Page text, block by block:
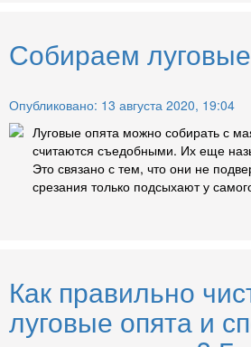
Собираем
Опубликовано: 13 августа 2020, 19:04
Луговые опята можно собирать с
считаются съедобными. Их еще
Это связано с тем, что они не
срезания только подсыхают у
Как правильно
луговые опята и